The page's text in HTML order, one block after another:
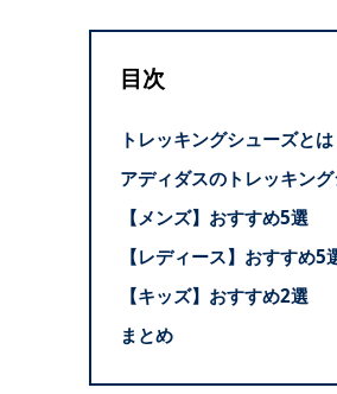
目次
トレッキングシューズとは
アディダスのトレッキン
【メンズ】おすすめ5選
【レディース】おすすめ5
【キッズ】おすすめ2選
まとめ